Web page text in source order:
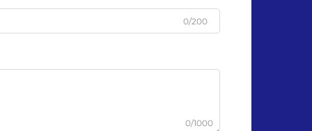
0/200
0/1000